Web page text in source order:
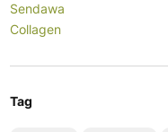
Sendawa
Collagen
Tag